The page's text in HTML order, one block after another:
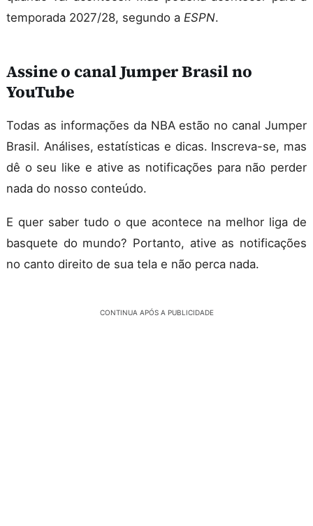
temporada 2027/28, segundo a ESPN.
Assine o canal Jumper Brasil no
YouTube
Todas as informações da NBA estão no canal Jumper
Brasil. Análises, estatísticas e dicas. Inscreva-se, mas
dê o seu like e ative as notificações para não perder
nada do nosso conteúdo.
E quer saber tudo o que acontece na melhor liga de
basquete do mundo? Portanto, ative as notificações
no canto direito de sua tela e não perca nada.
CONTINUA APÓS A PUBLICIDADE